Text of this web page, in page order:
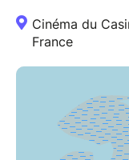
Cinéma du
France